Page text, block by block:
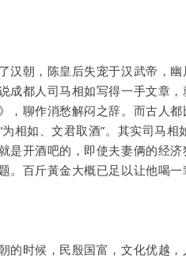
汉朝， 陈皇后失宠于汉武帝，
成都人司马相如写得一手文章
》，聊作消愁解闷之辞。而古人
为相如、文君取酒”。其实司马
是开酒吧的，即使夫妻俩的经
。百斤黃金大概已足以让他喝一
的时候，民殷国富，文化优越